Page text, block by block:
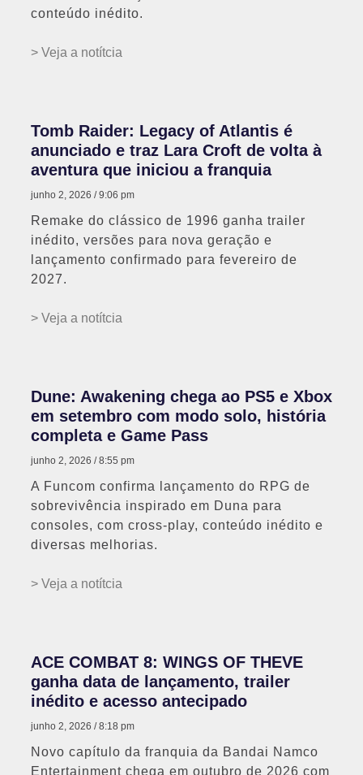
conteúdo inédito.
> Veja a notítcia
Tomb Raider: Legacy of Atlantis é
anunciado e traz Lara Croft de volta à
aventura que iniciou a franquia
junho 2, 2026 9:06 pm
Remake do clássico de 1996 ganha trailer
inédito, versões para nova geração e
lançamento confirmado para fevereiro de
2027.
> Veja a notítcia
Dune: Awakening chega ao PS5 e Xbox
em setembro com modo solo, história
completa e Game Pass
junho 2, 2026 8:55 pm
A Funcom confirma lançamento do RPG de
sobrevivência inspirado em Duna para
consoles, com cross-play, conteúdo inédito e
diversas melhorias.
> Veja a notítcia
ACE COMBAT 8: WINGS OF THEVE
ganha data de lançamento, trailer
inédito e acesso antecipado
junho 2, 2026 8:18 pm
Novo capítulo da franquia da Bandai Namco
Entertainment chega em outubro de 2026 com